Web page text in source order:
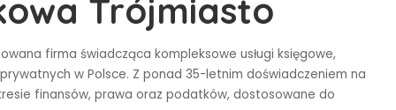
Trójmiasto
firma świadcząca kompleksowe usługi księgowe,
w Polsce. Z ponad 35-letnim doświadczeniem na
finansów, prawa oraz podatków, dostosowane do